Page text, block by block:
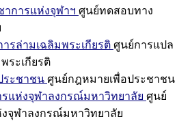
การแห่งจุฬาฯ ศูนย์ทดสอบทาง
รล่ามเฉลิมพระเกียรติ ศูนย์การแปล
ระเกียรติ
ระชาชน ศูนย์กฎหมายเพื่อประชาชน
แห่งจุฬาลงกรณ์มหาวิทยาลัย ศูนย์
จุฬาลงกรณ์มหาวิทยาลัย